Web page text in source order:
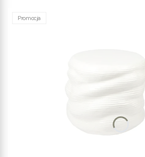
Promocja